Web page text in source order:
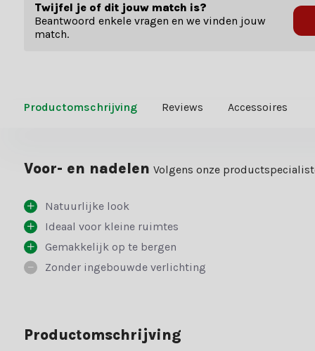
Twijfel je of dit jouw match is?
Beantwoord enkele vragen en we vinden jouw
match.
Productomschrijving Reviews Accessoires
Voor- en nadelen Volgens onze
Natuurlijke look
Ideaal voor kleine ruimtes
Gemakkelijk op te bergen
Zonder ingebouwde verlichting
Productomschrijving